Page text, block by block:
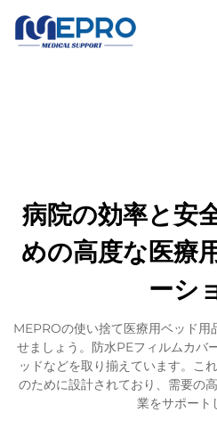
病院の効率と安
めの高度な医療
ーシ
MEPROの使い捨て医療用ベッド用
せましょう。防水PEフィルムカバ
ッドなどを取り揃えています。こ
のために設計されており、需要の
業をサポート